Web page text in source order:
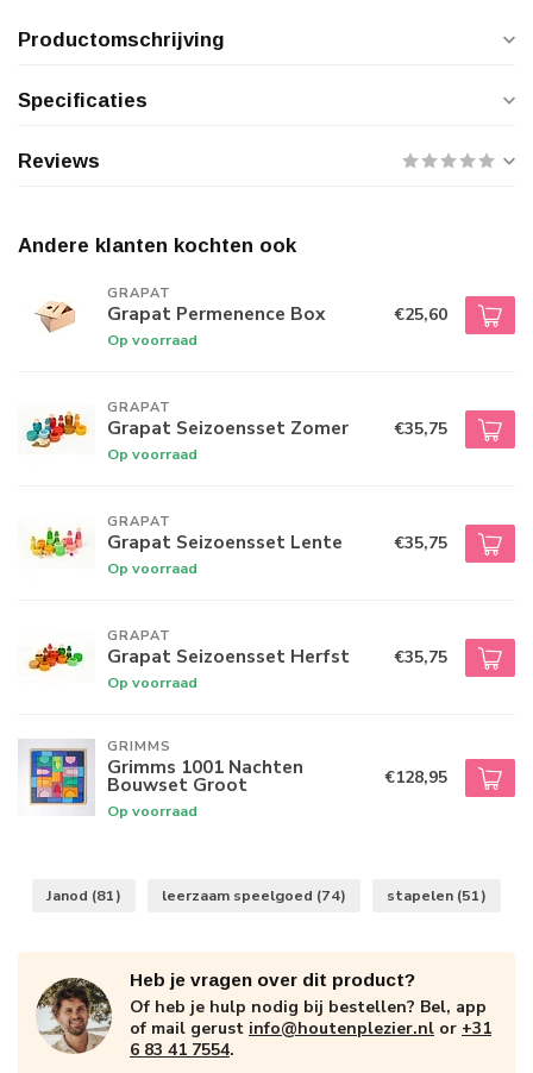
Productomschrijving
Specificaties
Reviews
Andere klanten kochten ook
GRAPAT
Grapat Permenence Box
Op voorraad
€25,60
GRAPAT
Grapat Seizoensset Zomer
Op voorraad
€35,75
GRAPAT
Grapat Seizoensset Lente
Op voorraad
€35,75
GRAPAT
Grapat Seizoensset Herfst
Op voorraad
€35,75
GRIMMS
Grimms 1001 Nachten
Bouwset Groot
Op voorraad
€128,95
Janod (81) leerzaam speelgoed (74) stapelen (51)
Heb je vragen over dit product?
Of heb je hulp nodig bij bestellen? Bel, app
of mail gerust info@houtenplezier.nl or +31
6 83 41 7554.